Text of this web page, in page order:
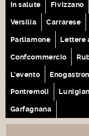
In salute Fivizzano
Versilia Carrarese
Parliamone Lettere
Confcommercio
L'evento
Pontremoli
Garfagnana